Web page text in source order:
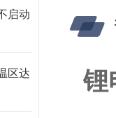
启动
区达
锂